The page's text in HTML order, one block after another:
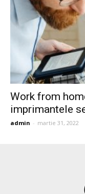
Work from
imprimantele
admin - martie 31, 2022